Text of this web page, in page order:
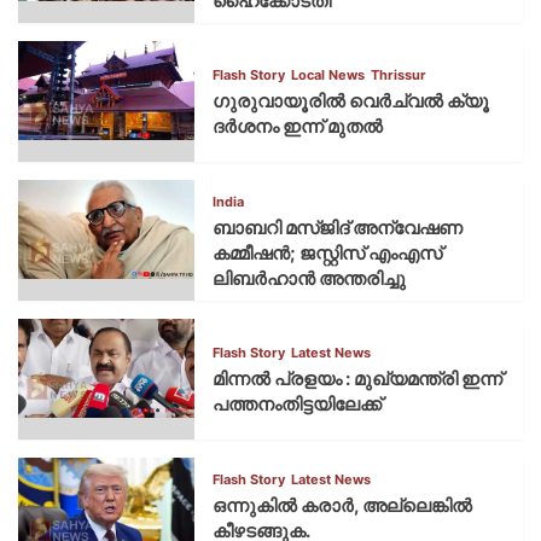
Flash Story Local News Thrissur
ഗുരുവായൂരില്‍ വെര്‍ച്വല്‍ ക്യൂ
ദര്‍ശനം ഇന്ന് മുതല്‍
India
ബാബറി മസ്ജിദ് അന്വേഷണ
കമ്മീഷന്‍; ജസ്റ്റിസ് എംഎസ്
ലിബര്‍ഹാന്‍ അന്തരിച്ചു
Flash Story Latest News
മിന്നല്‍ പ്രളയം : മുഖ്യമന്ത്രി ഇന്ന്
പത്തനംതിട്ടയിലേക്ക്
Flash Story Latest News
ഒന്നുകില്‍ കരാര്‍, അല്ലെങ്കില്‍
കീഴടങ്ങുക.